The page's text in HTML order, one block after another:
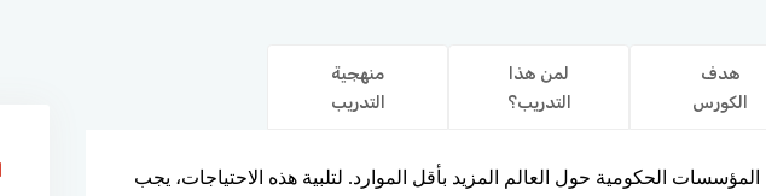
هدف
الكورس
لمن هذا
التدريب؟
منهجية
التدريب
الحكومية حول العالم المزيد بأقل الموارد. لتلبية هذه الاحتياجات، يجب